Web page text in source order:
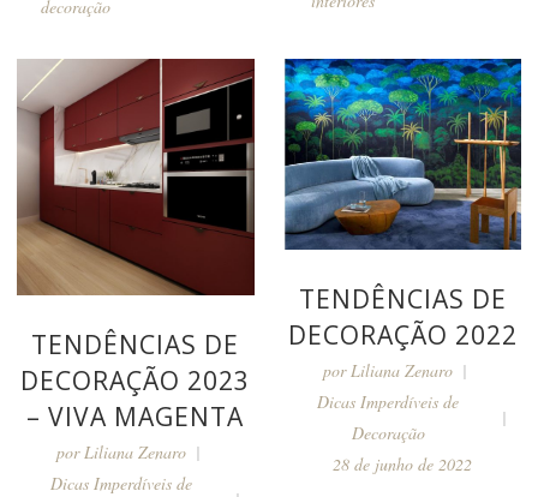
decoração
TENDÊNCIAS DE
DECORAÇÃO 2023
– VIVA MAGENTA
porLiliana Zenaro
Dicas Imperdíveis de
TENDÊNCIAS DE
DECORAÇÃO 2022
porLiliana Zenaro
Dicas Imperdíveis de
Decoração
28 de junho de 2022